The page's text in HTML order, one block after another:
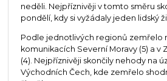
neděli. Nejpříznivěji v tomto směru
pondělí, kdy si vyžádaly jeden lidský
Podle jednotlivých regionů zemřelo
komunikacích Severní Moravy (5) a v
(4). Nejpříznivěji skončily nehody na
Východních Čech, kde zemřelo